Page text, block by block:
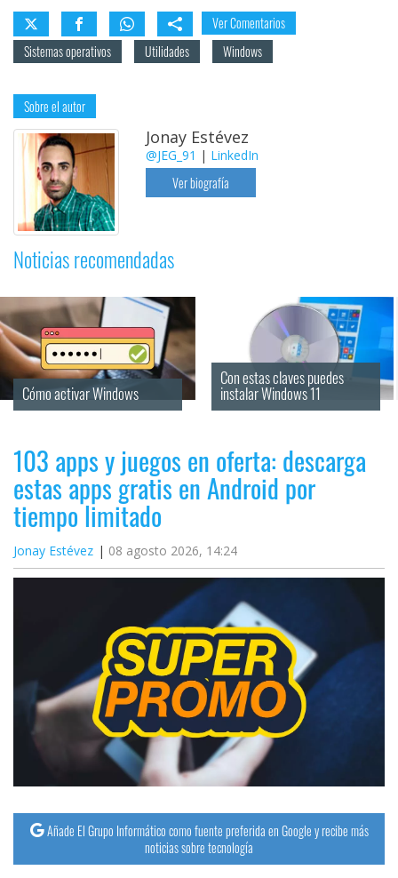
Ver Comentarios
Sistemas operativos
Utilidades Windows
Sobre el autor
Jonay Estévez
@JEG_91 | LinkedIn
Ver biografía
Noticias recomendadas
Cómo activar Windows
Con estas claves puedes
instalar Windows 11
103 apps y juegos en oferta: descarga
estas apps gratis en Android por
tiempo limitado
Jonay Estévez 08 agosto 2026, 14:24
Añade El Grupo Informático como fuente preferida en Google y recibe más
noticias sobre tecnología